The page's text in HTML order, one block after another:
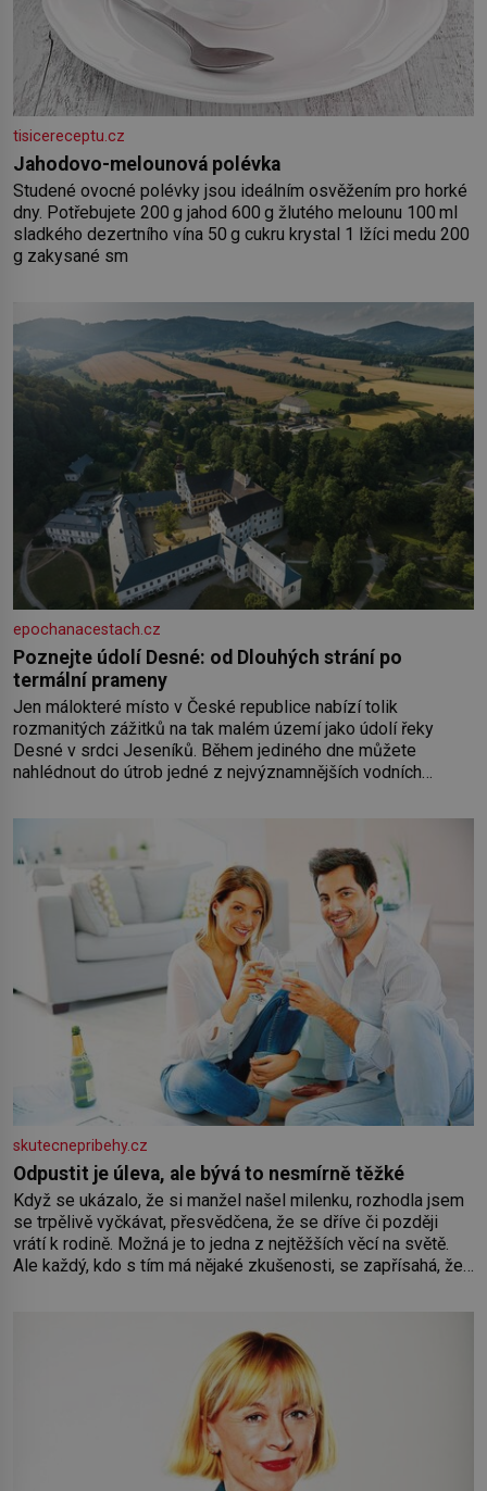
tisicereceptu.cz
Jahodovo-melounová polévka
Studené ovocné polévky jsou ideálním osvěžením pro horké
dny. Potřebujete 200 g jahod 600 g žlutého melounu 100 ml
sladkého dezertního vína 50 g cukru krystal 1 lžíci medu 200
g zakysané sm
epochanacestach.cz
Poznejte údolí Desné: od Dlouhých strání po
termální prameny
Jen málokteré místo v České republice nabízí tolik
rozmanitých zážitků na tak malém území jako údolí řeky
Desné v srdci Jeseníků. Během jediného dne můžete
nahlédnout do útrob jedné z nejvýznamnějších vodních
koloběžce a den zakončit poznáváním památek ve Velkých
skutecnepribehy.cz
Odpustit je úleva, ale bývá to nesmírně těžké
Když se ukázalo, že si manžel našel milenku, rozhodla jsem
se trpělivě vyčkávat, přesvědčena, že se dříve či později
vrátí k rodině. Možná je to jedna z nejtěžších věcí na světě.
Ale každý, kdo s tím má nějaké zkušenosti, se zapřísahá, že